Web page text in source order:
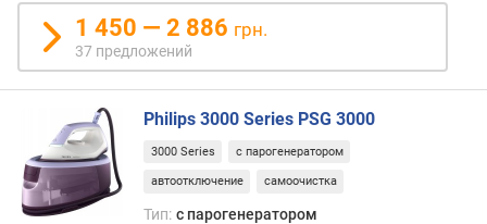
а
(
м
)
1 450 — 2 886 грн.
37 предложений
Philips 3000 Series PSG 3000
3000 Series с парогенератором
автоотключение самоочистка
Тип: с парогенератором